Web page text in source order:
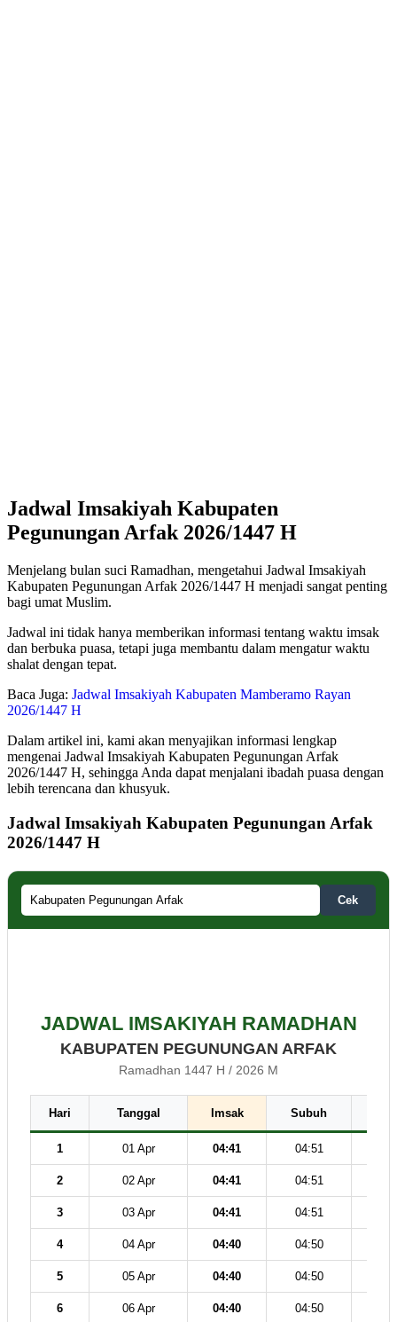
Jadwal Imsakiyah Kabupaten
Pegunungan Arfak 2026/1447 H
Menjelang bulan suci Ramadhan, mengetahui Jadwal Imsakiyah
Kabupaten Pegunungan Arfak 2026/1447 H menjadi sangat penting
bagi umat Muslim.
Jadwal ini tidak hanya memberikan informasi tentang waktu imsak
dan berbuka puasa, tetapi juga membantu dalam mengatur waktu
shalat dengan tepat.
Baca Juga: Jadwal Imsakiyah Kabupaten Mamberamo Rayan
2026/1447 H
Dalam artikel ini, kami akan menyajikan informasi lengkap
mengenai Jadwal Imsakiyah Kabupaten Pegunungan Arfak
2026/1447 H, sehingga Anda dapat menjalani ibadah puasa dengan
lebih terencana dan khusyuk.
Jadwal Imsakiyah Kabupaten Pegunungan Arfak
2026/1447 H
Cek
JADWAL IMSAKIYAH RAMADHAN
KABUPATEN PEGUNUNGAN ARFAK
Ramadhan 1447 H / 2026 M
Hari Tanggal Imsak Subuh
1 01 Apr 04:41 04:51
2 02 Apr 04:41 04:51
3 03 Apr 04:41 04:51
4 04 Apr 04:40 04:50
5 05 Apr 04:40 04:50
6 06 Apr 04:40 04:50